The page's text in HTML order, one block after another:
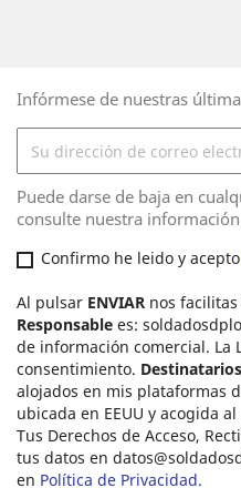
Infórmese de nuestras
Puede darse de baja en
consulte nuestra
Confirmo he leido y acepto
Al pulsar ENVIAR nos
Responsable es:
de información comercial. La
consentimiento. Destinatarios
alojados en mis plataformas
ubicada en EEUU y acogida
Tus Derechos de Acceso,
tus datos en
en Política de Privacidad.